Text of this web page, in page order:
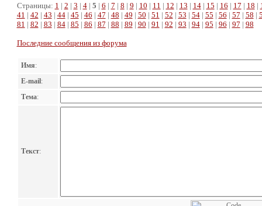
Страницы: 1 | 2 | 3 | 4| 5 | 6 | 7 | 8 | 9 | 10 | 11 | 12 | 13 | 14| 15 | 16 | 17 | 18 |
41 | 42 | 43 | 44| 45 | 46 | 47 | 48 | 49 | 50 | 51 | 52 | 53 | 54| 55 | 56 | 57 | 58 |
81 | 82 | 83 | 84| 85 | 86 | 87 | 88 | 89 | 90 | 91 | 92 | 93 | 94| 95 | 96 | 97 | 98
Последние сообщения из форума
Имя:
E-mail:
Тема:
Текст: